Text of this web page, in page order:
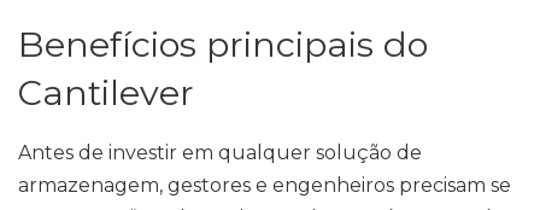
Benefícios principais do
Cantilever
Antes de investir em qualquer solução de
armazenagem, gestores e engenheiros precisam se